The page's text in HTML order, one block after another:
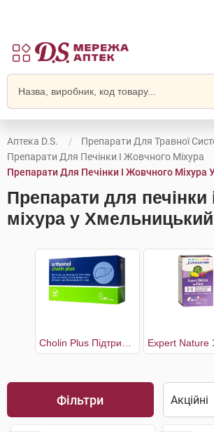
Аптека D.S.
Препарати Для Травної
Препарати Для Печінки І Жовчного Міхура
Препарати Для Печінки І Жовчного
Препарати для печінки
міхура у Хмельницький
Фільтри